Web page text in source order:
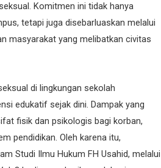
Komitmen ini tidak hanya
tetapi juga disebarluaskan melalui
masyarakat yang melibatkan civitas
di lingkungan sekolah
edukatif sejak dini. Dampak yang
fisik dan psikologis bagi korban,
pendidikan. Oleh karena itu,
Studi Ilmu Hukum FH Usahid, melalui